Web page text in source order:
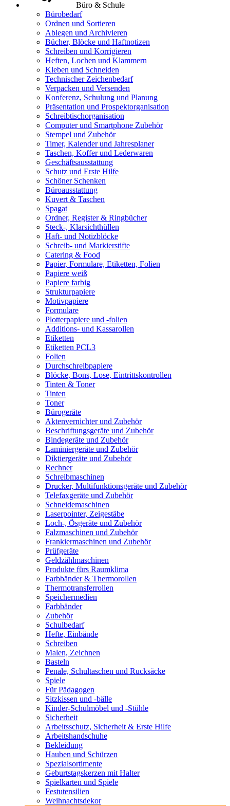
Büro & Schule
Bürobedarf
Ordnen und Sortieren
Ablegen und Archivieren
Bücher, Blöcke und Haftnotizen
Schreiben und Korrigieren
Heften, Lochen und Klammern
Kleben und Schneiden
Technischer Zeichenbedarf
Verpacken und Versenden
Konferenz, Schulung und Planung
Präsentation und Prospektorganisation
Schreibtischorganisation
Computer und Smartphone Zubehör
Stempel und Zubehör
Timer, Kalender und Jahresplaner
Taschen, Koffer und Lederwaren
Geschäftsausstattung
Schutz und Erste Hilfe
Schöner Schenken
Büroausstattung
Kuvert & Taschen
Spagat
Ordner, Register & Ringbücher
Steck-, Klarsichthüllen
Haft- und Notizblöcke
Schreib- und Markierstifte
Catering & Food
Papier, Formulare, Etiketten, Folien
Papiere weiß
Papiere farbig
Strukturpapiere
Motivpapiere
Formulare
Plotterpapiere und -folien
Additions- und Kassarollen
Etiketten
Etiketten PCL3
Folien
Durchschreibpapiere
Blöcke, Bons, Lose, Eintrittskontrollen
Tinten & Toner
Tinten
Toner
Bürogeräte
Aktenvernichter und Zubehör
Beschriftungsgeräte und Zubehör
Bindegeräte und Zubehör
Laminiergeräte und Zubehör
Diktiergeräte und Zubehör
Rechner
Schreibmaschinen
Drucker, Multifunktionsgeräte und Zubehör
Telefaxgeräte und Zubehör
Schneidemaschinen
Laserpointer, Zeigestäbe
Loch-, Ösgeräte und Zubehör
Falzmaschinen und Zubehör
Frankiermaschinen und Zubehör
Prüfgeräte
Geldzählmaschinen
Produkte fürs Raumklima
Farbbänder & Thermorollen
Thermotransferrollen
Speichermedien
Farbbänder
Zubehör
Schulbedarf
Hefte, Einbände
Schreiben
Malen, Zeichnen
Basteln
Penale, Schultaschen und Rucksäcke
Spiele
Für Pädagogen
Sitzkissen und -bälle
Kinder-Schulmöbel und -Stühle
Sicherheit
Arbeitsschutz, Sicherheit & Erste Hilfe
Arbeitshandschuhe
Bekleidung
Hauben und Schürzen
Spezialsortimente
Geburtstagskerzen mit Halter
Spielkarten und Spiele
Festutensilien
Weihnachtsdekor